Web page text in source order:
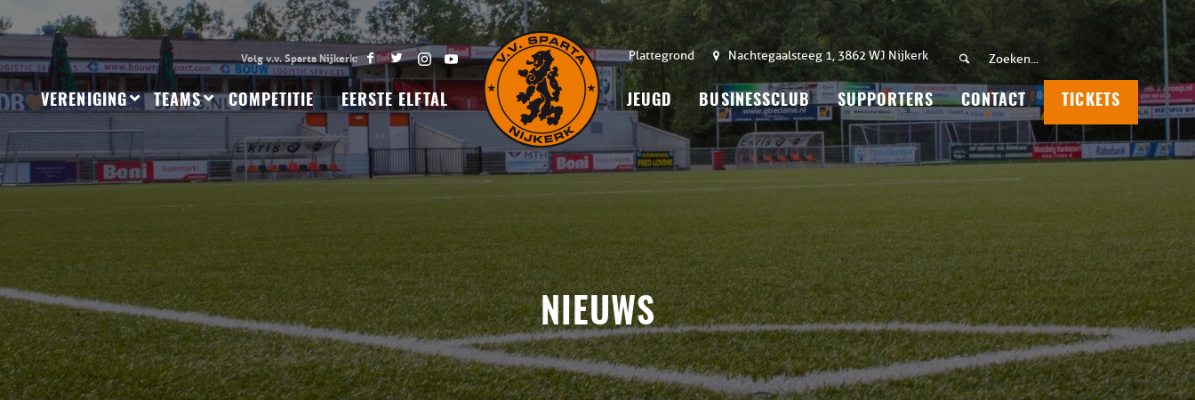
Plattegrond Nachtegaalsteeg 1, 3862 WJ Nijkerk
VERENIGING TEAMS COMPETITIE EERSTE ELFTAL JEUGD BUSINESSCLUB SUPPORTERS CONTACT TICKETS
NIEUWS